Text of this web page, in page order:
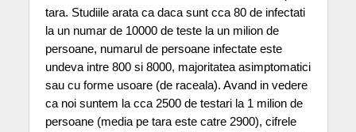
tara. Studiile arata ca daca sunt cca 80 de infectati
la un numar de 10000 de teste la un milion de
persoane, numarul de persoane infectate este
undeva intre 800 si 8000, majoritatea asimptomatici
sau cu forme usoare (de raceala). Avand in vedere
ca noi suntem la cca 2500 de testari la 1 milion de
persoane (media pe tara este catre 2900), cifrele